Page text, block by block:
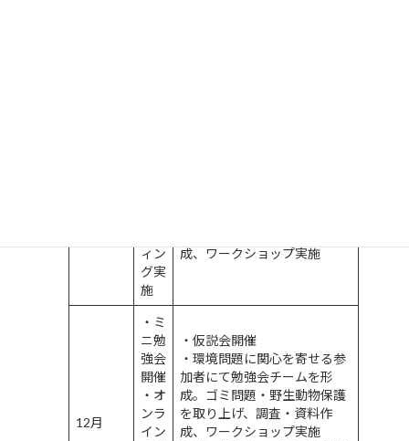
ィン
グ実
施
成、ワークショップ実施
12月
・ミ
ニ勉
強会
開催
・オ
ンラ
イン
・仮説会開催
・環境問題に関心を寄せる参
加者にて勉強会チームを形
成。ゴミ問題・野生動物保護
を取り上げ、調査・資料作
成、ワークショップ実施